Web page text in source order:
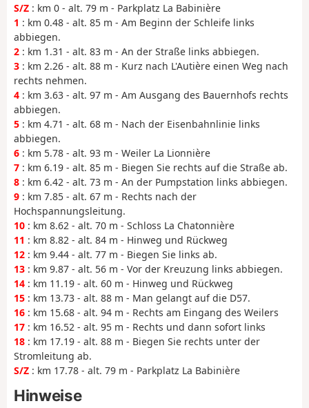
S/Z : km 0 - alt. 79 m - Parkplatz La Babinière
1 : km 0.48 - alt. 85 m - Am Beginn der Schleife links
abbiegen.
2 : km 1.31 - alt. 83 m - An der Straße links abbiegen.
3 : km 2.26 - alt. 88 m - Kurz nach L'Autière einen Weg nach
rechts nehmen.
4 : km 3.63 - alt. 97 m - Am Ausgang des Bauernhofs rechts
abbiegen.
5 : km 4.71 - alt. 68 m - Nach der Eisenbahnlinie links
abbiegen.
6 : km 5.78 - alt. 93 m - Weiler La Lionnière
7 : km 6.19 - alt. 85 m - Biegen Sie rechts auf die Straße ab.
8 : km 6.42 - alt. 73 m - An der Pumpstation links abbiegen.
9 : km 7.85 - alt. 67 m - Rechts nach der
Hochspannungsleitung.
10 : km 8.62 - alt. 70 m - Schloss La Chatonnière
11 : km 8.82 - alt. 84 m - Hinweg und Rückweg
12 : km 9.44 - alt. 77 m - Biegen Sie links ab.
13 : km 9.87 - alt. 56 m - Vor der Kreuzung links abbiegen.
14 : km 11.19 - alt. 60 m - Hinweg und Rückweg
15 : km 13.73 - alt. 88 m - Man gelangt auf die D57.
16 : km 15.68 - alt. 94 m - Rechts am Eingang des Weilers
17 : km 16.52 - alt. 95 m - Rechts und dann sofort links
18 : km 17.19 - alt. 88 m - Biegen Sie rechts unter der
Stromleitung ab.
S/Z : km 17.78 - alt. 79 m - Parkplatz La Babinière
Hinweise